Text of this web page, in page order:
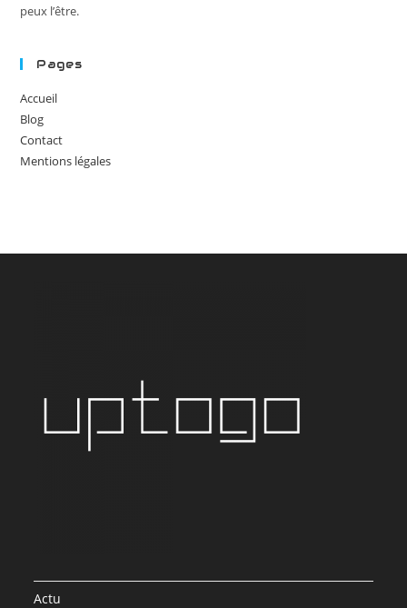
peux l’être.
Pages
Accueil
Blog
Contact
Mentions légales
Actu